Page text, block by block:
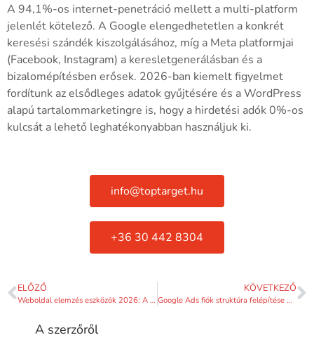
A 94,1%-os internet-penetráció mellett a multi-platform
jelenlét kötelező. A Google elengedhetetlen a konkrét
keresési szándék kiszolgálásához, míg a Meta platformjai
(Facebook, Instagram) a keresletgenerálásban és a
bizalomépítésben erősek. 2026-ban kiemelt figyelmet
fordítunk az elsődleges adatok gyűjtésére és a WordPress
alapú tartalommarketingre is, hogy a hirdetési adók 0%-os
kulcsát a lehető leghatékonyabban használjuk ki.
info@toptarget.hu
+36 30 442 8304
ELŐZŐ
Weboldal elemzés eszközök 2026: A legjobb szoftverek a profitnöveléshez
KÖVETKEZŐ
Google Ads fiók struktúra felépítése 2026-ban: Útmutató a magas megtérüléshez
A szerzőről